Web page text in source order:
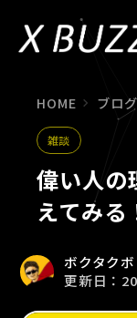
HOME ブログ
雑談
偉い人の
えてみる
ボクタクボ
更新日：